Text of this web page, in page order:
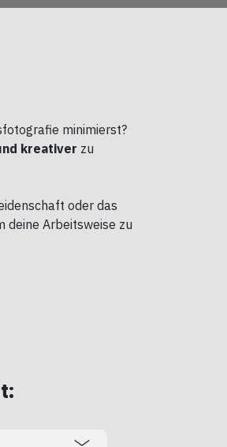
minimierst?
kreativer zu
oder das
deine Arbeitsweise zu